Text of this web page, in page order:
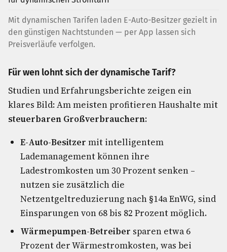
Mit dynamischen Tarifen laden E-Auto-Besitzer gezielt in
den günstigen Nachtstunden — per App lassen sich
Preisverläufe verfolgen.
Für wen lohnt sich der dynamische Tarif?
Studien und Erfahrungsberichte zeigen ein
klares Bild: Am meisten profitieren Haushalte mit
steuerbaren Großverbrauchern:
E-Auto-Besitzer mit intelligentem
Lademanagement können ihre
Ladestromkosten um 30 Prozent senken –
nutzen sie zusätzlich die
Netzentgeltreduzierung nach §14a EnWG, sind
Einsparungen von 68 bis 82 Prozent möglich.
Wärmepumpen-Betreiber sparen etwa 6
Prozent der Wärmestromkosten, was bei